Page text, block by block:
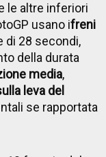
le altre inferiori
usano ifreni
di 28 secondi,
della durata
media,
leva del
se rapportata